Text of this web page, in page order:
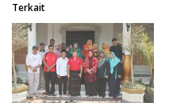
Terkait